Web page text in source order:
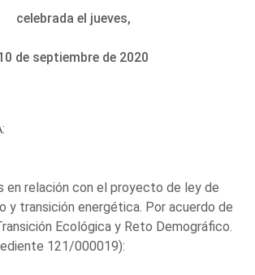
celebrada el jueves,
de septiembre de 2020
en relación con el proyecto de ley de
y transición energética. Por acuerdo de
Ecológica y Reto Demográfico.
121/000019):